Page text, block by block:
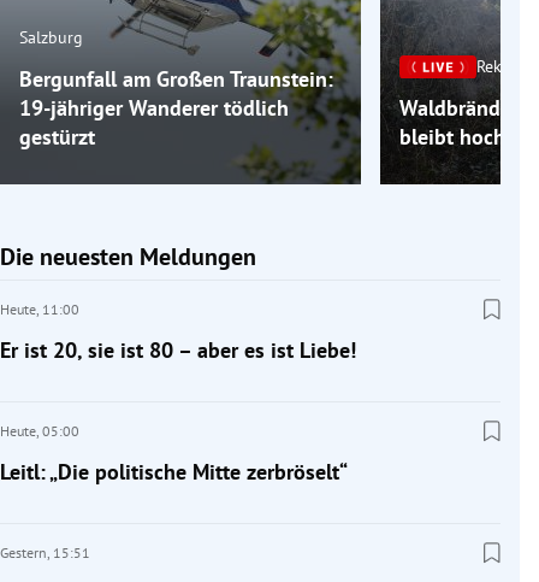
Salzburg
Bergunfall am Großen Traunstein:
19-jähriger Wanderer tödlich
gestürzt
Waldbrände
bleibt
Die neuesten Meldungen
Heute, 11:00
Er ist 20, sie ist 80 – aber es ist Liebe!
Heute, 05:00
Leitl: „Die politische Mitte zerbröselt“
Gestern, 15:51